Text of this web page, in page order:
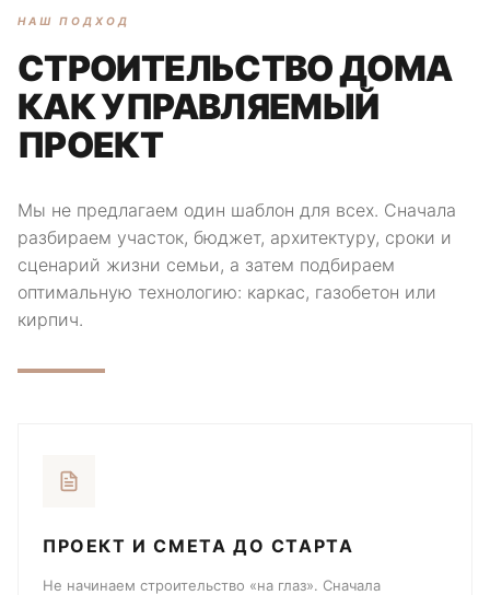
НАШ ПОДХОД
СТРОИТЕЛЬСТВО ДОМА
КАК УПРАВЛЯЕМЫЙ
ПРОЕКТ
Мы не предлагаем один шаблон для всех. Сначала
разбираем участок, бюджет, архитектуру, сроки и
сценарий жизни семьи, а затем подбираем
оптимальную технологию: каркас, газобетон или
кирпич.
ПРОЕКТ И СМЕТА ДО СТАРТА
Не начинаем строительство «на глаз». Сначала